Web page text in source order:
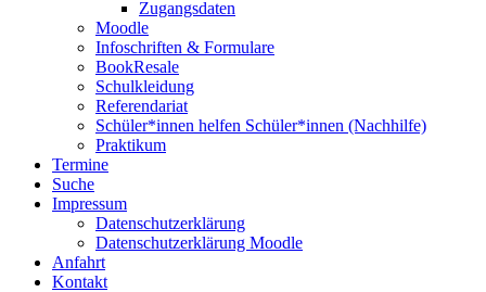
Zugangsdaten
Moodle
Infoschriften & Formulare
BookResale
Schulkleidung
Referendariat
Schüler*innen helfen Schüler*innen (Nachhilfe)
Praktikum
Termine
Suche
Impressum
Datenschutzerklärung
Datenschutzerklärung Moodle
Anfahrt
Kontakt